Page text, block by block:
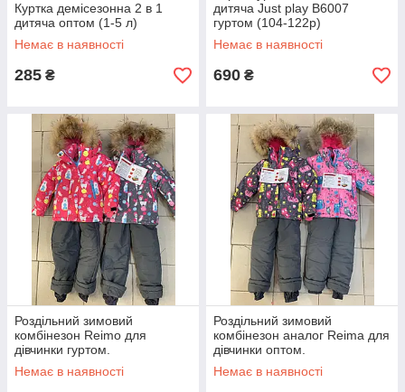
Куртка демісезонна 2 в 1
дитяча оптом (1-5 л)
Немає в наявності
285 ₴
дитяча Just play B6007
гуртом (104-122р)
Немає в наявності
690 ₴
Роздільний зимовий
комбінезон Reimo для
дівчинки гуртом.
Немає в наявності
Роздільний зимовий
комбінезон аналог Reima для
дівчинки оптом.
Немає в наявності